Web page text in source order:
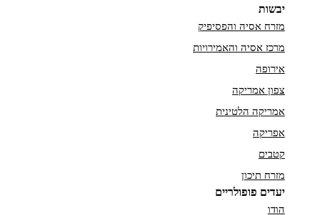
יבשות
מזרח אסיה והפסיפיק
מרכז אסיה והאמירויות
אירופה
צפון אמריקה
אמריקה הלטינית
אפריקה
קטבים
מזרח תיכון
יעדים פופולריים
הודו